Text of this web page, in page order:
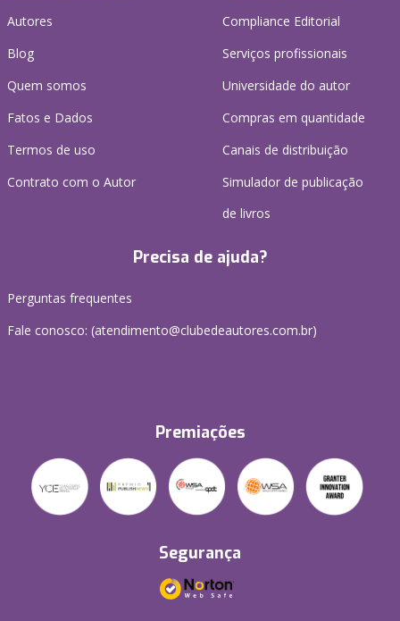
Autores
Blog
Quem somos
Fatos e Dados
Termos de uso
Contrato com o Autor
Compliance Editorial
Serviços profissionais
Universidade do autor
Compras em quantidade
Canais de distribuição
Simulador de publicação
de livros
Precisa de ajuda?
Perguntas frequentes
Fale conosco: (atendimento@clubedeautores.com.br)
Premiações
Segurança